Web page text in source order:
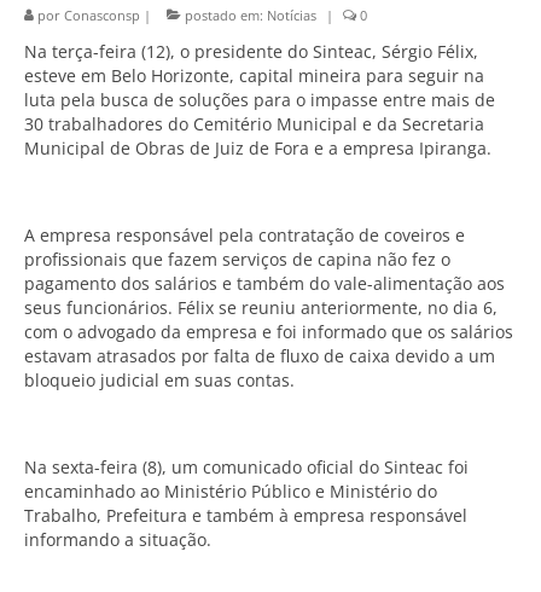
por Conasconsp | postado em: Notícias | 0
Na terça-feira (12), o presidente do Sinteac, Sérgio Félix,
esteve em Belo Horizonte, capital mineira para seguir na
luta pela busca de soluções para o impasse entre mais de
30 trabalhadores do Cemitério Municipal e da Secretaria
Municipal de Obras de Juiz de Fora e a empresa Ipiranga.
A empresa responsável pela contratação de coveiros e
profissionais que fazem serviços de capina não fez o
pagamento dos salários e também do vale-alimentação aos
seus funcionários. Félix se reuniu anteriormente, no dia 6,
com o advogado da empresa e foi informado que os salários
estavam atrasados por falta de fluxo de caixa devido a um
bloqueio judicial em suas contas.
Na sexta-feira (8), um comunicado oficial do Sinteac foi
encaminhado ao Ministério Público e Ministério do
Trabalho, Prefeitura e também à empresa responsável
informando a situação.